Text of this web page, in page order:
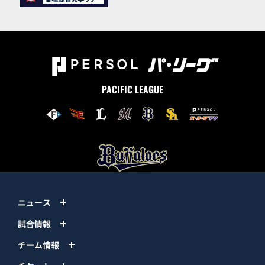
PACIFIC LEAGUE
ニュース
試合情報
チーム情報